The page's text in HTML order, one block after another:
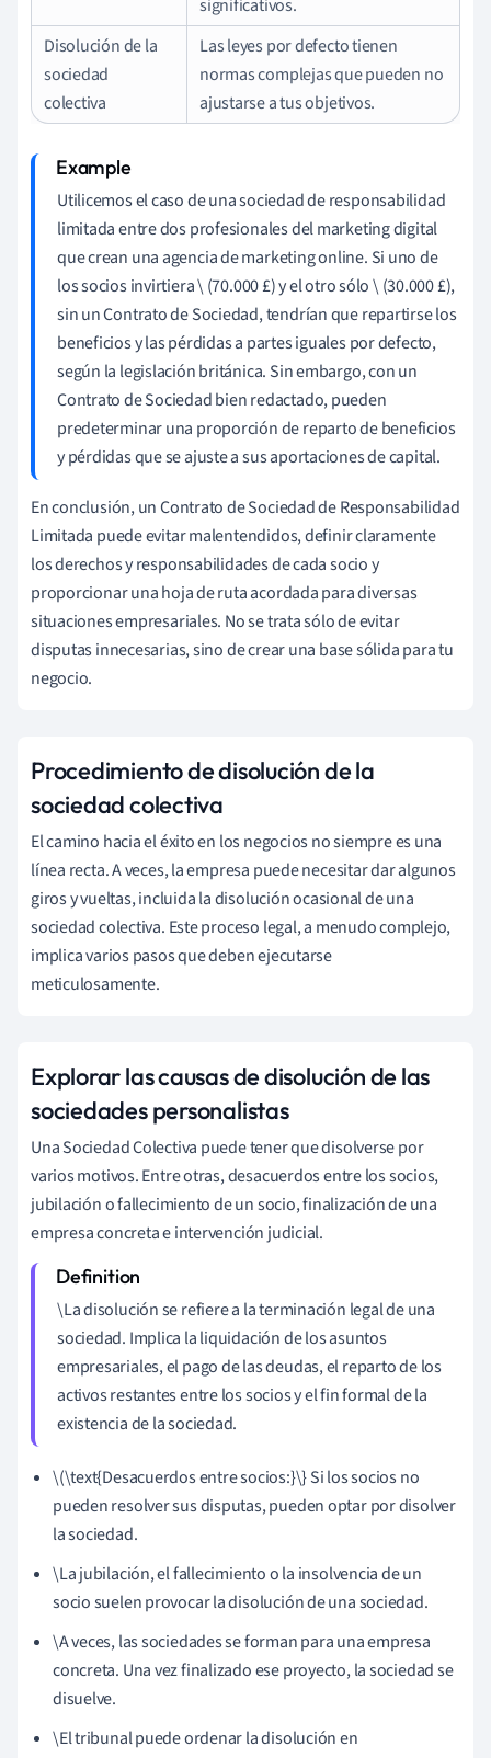
significativos.
Disolución de la
sociedad
colectiva
Las leyes por defecto tienen
normas complejas que pueden no
ajustarse a tus objetivos.
Utilicemos el caso de una sociedad de responsabilidad
limitada entre dos profesionales del marketing digital
que crean una agencia de marketing online. Si uno de
los socios invirtiera \ (70.000 £) y el otro sólo \ (30.000 £),
sin un Contrato de Sociedad, tendrían que repartirse los
beneficios y las pérdidas a partes iguales por defecto,
según la legislación británica. Sin embargo, con un
Contrato de Sociedad bien redactado, pueden
predeterminar una proporción de reparto de beneficios
y pérdidas que se ajuste a sus aportaciones de capital.
En conclusión, un Contrato de Sociedad de Responsabilidad
Limitada puede evitar malentendidos, definir claramente
los derechos y responsabilidades de cada socio y
proporcionar una hoja de ruta acordada para diversas
situaciones empresariales. No se trata sólo de evitar
disputas innecesarias, sino de crear una base sólida para tu
negocio.
Procedimiento de disolución de la
sociedad colectiva
El camino hacia el éxito en los negocios no siempre es una
línea recta. A veces, la empresa puede necesitar dar algunos
giros y vueltas, incluida la disolución ocasional de una
sociedad colectiva. Este proceso legal, a menudo complejo,
implica varios pasos que deben ejecutarse
meticulosamente.
Explorar las causas de disolución de las
sociedades personalistas
Una Sociedad Colectiva puede tener que disolverse por
varios motivos. Entre otras, desacuerdos entre los socios,
jubilación o fallecimiento de un socio, finalización de una
empresa concreta e intervención judicial.
\La disolución se refiere a la terminación legal de una
sociedad. Implica la liquidación de los asuntos
empresariales, el pago de las deudas, el reparto de los
activos restantes entre los socios y el fin formal de la
existencia de la sociedad.
\(\text{Desacuerdos entre socios:}\} Si los socios no
pueden resolver sus disputas, pueden optar por disolver
la sociedad.
\La jubilación, el fallecimiento o la insolvencia de un
socio suelen provocar la disolución de una sociedad.
\A veces, las sociedades se forman para una empresa
concreta. Una vez finalizado ese proyecto, la sociedad se
disuelve.
\El tribunal puede ordenar la disolución en